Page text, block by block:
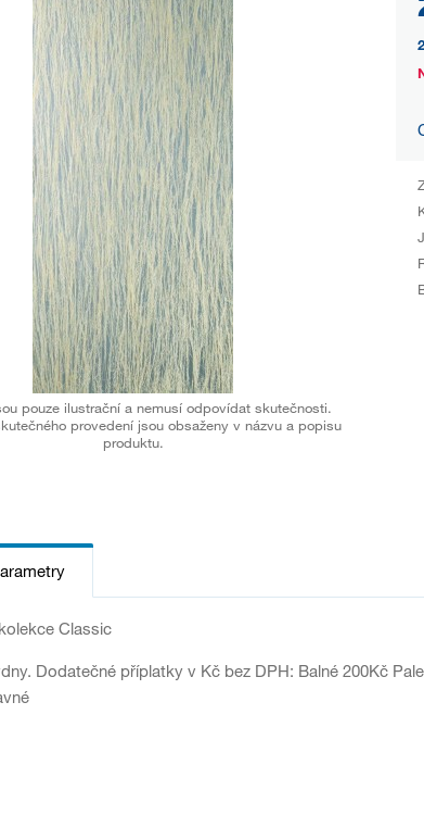
pouze ilustrační a nemusí odpovídat skutečnosti.
provedení jsou obsaženy v názvu a popisu
produktu.
Classic
Dodatečné příplatky v Kč bez DPH: Balné 200Kč